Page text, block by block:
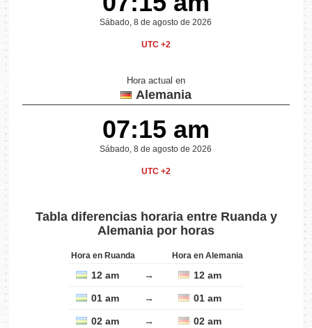
Sábado, 8 de agosto de 2026
UTC +2
Hora actual en
Alemania
07:15 am
Sábado, 8 de agosto de 2026
UTC +2
Tabla diferencias horaria entre Ruanda y
Alemania por horas
Hora en Ruanda Hora en Alemania
12 am → 12 am
01 am → 01 am
02 am → 02 am